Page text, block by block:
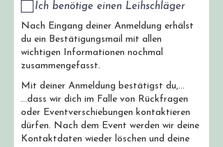
Ich benötige einen Leihschläger
Nach Eingang deiner Anmeldung erhälst
du ein Bestätigungsmail mit allen
wichtigen Informationen nochmal
zusammengefasst.
Mit deiner Anmeldung bestätigst du,…
…dass wir dich im Falle von Rückfragen
oder Eventverschiebungen kontaktieren
dürfen. Nach dem Event werden wir deine
Kontaktdaten wieder löschen und deine